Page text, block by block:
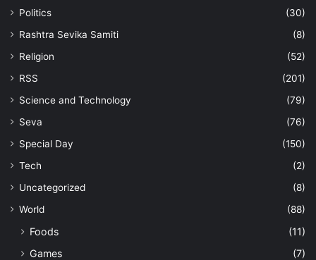
Politics
(30)
Rashtra Sevika Samiti
(8)
Religion
(52)
RSS
(201)
Science and Technology
(79)
Seva
(76)
Special Day
(150)
Tech
(2)
Uncategorized
(8)
World
(88)
Foods
(11)
Games
(7)